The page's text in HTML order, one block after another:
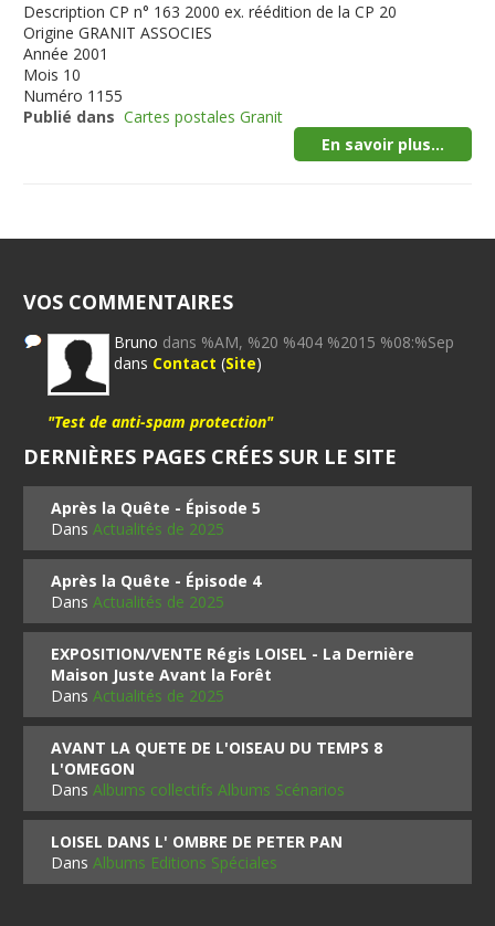
Description CP n° 163 2000 ex. réédition de la CP 20
Origine GRANIT ASSOCIES
Année 2001
Mois 10
Numéro 1155
Publié dans Cartes postales Granit
En savoir plus...
VOS COMMENTAIRES
Bruno dans %AM, %20 %404 %2015 %08:%Sep
dans Contact (Site)
"Test de anti-spam protection"
DERNIÈRES PAGES CRÉES SUR LE SITE
Après la Quête - Épisode 5
DansActualités de 2025
Après la Quête - Épisode 4
DansActualités de 2025
EXPOSITION/VENTE Régis LOISEL - La Dernière
Maison Juste Avant la Forêt
DansActualités de 2025
AVANT LA QUETE DE L'OISEAU DU TEMPS 8
L'OMEGON
DansAlbums collectifs Albums Scénarios
LOISEL DANS L' OMBRE DE PETER PAN
DansAlbums Editions Spéciales